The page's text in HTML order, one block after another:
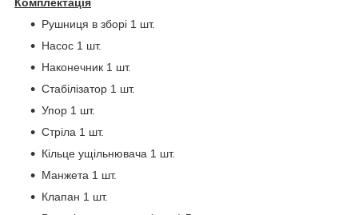
Рушниця в зборі 1 шт.
Насос 1 шт.
Наконечник 1 шт.
Стабілізатор 1 шт.
Упор 1 шт.
Стріла 1 шт.
Кільце ущільнювача 1 шт.
Манжета 1 шт.
Клапан 1 шт.